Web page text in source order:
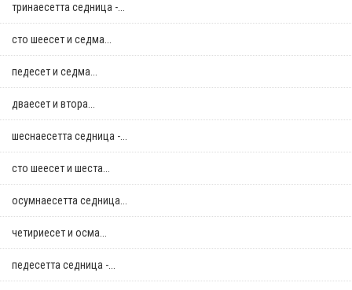
тринаесетта седница -...
сто шеесет и седма...
педесет и седма...
дваесет и втора...
шеснаесетта седница -...
сто шеесет и шеста...
осумнaесетта седница...
четириесет и осма...
педесетта седница -...